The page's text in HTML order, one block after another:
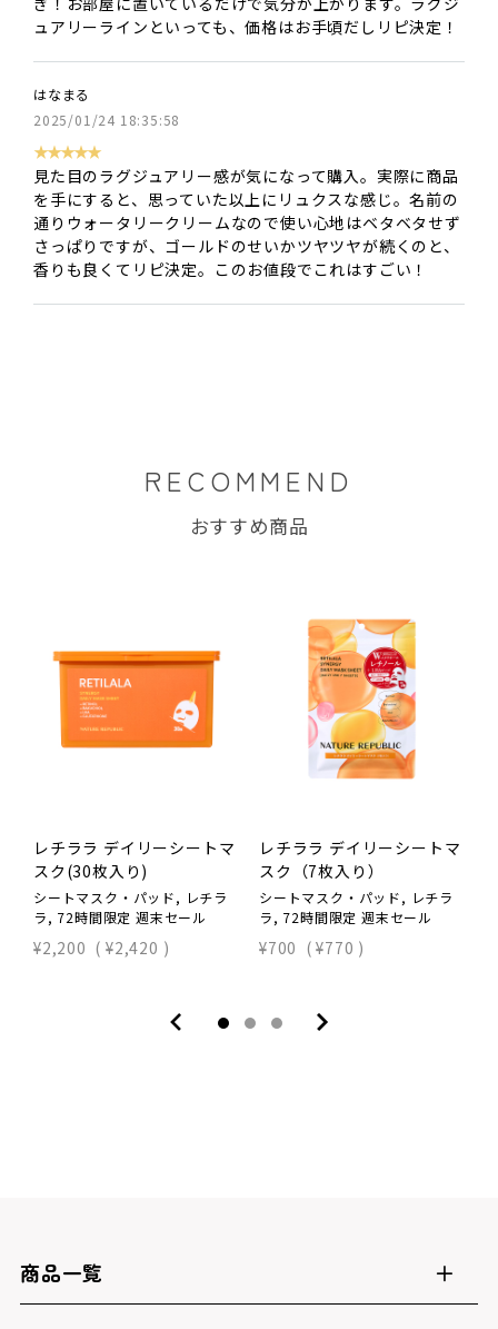
ュアリーラインといっても、価格はお手頃だしリピ決定！
はなまる
2025/01/24 18:35:58
★★★★★
見た目のラグジュアリー感が気になって購入。実際に商品
を手にすると、思っていた以上にリュクスな感じ。名前の
通りウォータリークリームなので使い心地はベタベタせず
さっぱりですが、ゴールドのせいかツヤツヤが続くのと、
香りも良くてリピ決定。このお値段でこれはすごい！
RECOMMEND
おすすめ商品
レチララ デイリーシートマ
スク(30枚入り)
シートマスク・パッド, レチラ
ラ, 72時間限定 週末セール
¥2,200 ( ¥2,420 )
レチララ デイリーシートマ
スク（7枚入り）
シートマスク・パッド, レチラ
ラ, 72時間限定 週末セール
¥700 ( ¥770 )
商品一覧